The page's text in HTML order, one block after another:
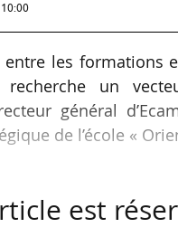
les formations
un
général
de l’école «
du smart lean
est